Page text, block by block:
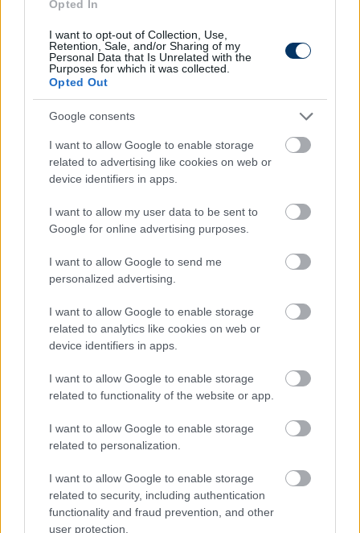
Opted In
I want to opt-out of Collection, Use,
Retention, Sale, and/or Sharing of my
Personal Data that Is Unrelated with the
Purposes for which it was collected.
Opted Out
Google consents
I want to allow Google to enable storage
related to advertising like cookies on web or
device identifiers in apps.
I want to allow my user data to be sent to
Google for online advertising purposes.
I want to allow Google to send me
personalized advertising.
I want to allow Google to enable storage
related to analytics like cookies on web or
device identifiers in apps.
I want to allow Google to enable storage
related to functionality of the website or app.
I want to allow Google to enable storage
related to personalization.
I want to allow Google to enable storage
related to security, including authentication
functionality and fraud prevention, and other
user protection.
Rossi kemény üzenete Gazdagnak:
"Többet várok tőle, mit szépítsem?"
A magyar válogatott szövetségi kapitánya arról is
nem tudja hasonló képességű labdarúgóval pótolni.
között legyen a Google-találatokban
Tetszett a cikk? Megosztanád?
Link másolása Email küldés